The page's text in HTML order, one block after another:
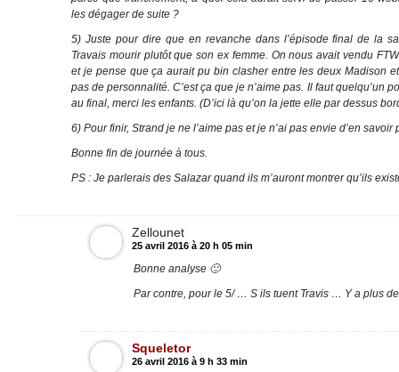
les dégager de suite ?
5) Juste pour dire que en revanche dans l’épisode final de la
Travais mourir plutôt que son ex femme. On nous avait vendu
et je pense que ça aurait pu bin clasher entre les deux Madison
pas de personnalité. C’est ça que je n’aime pas. Il faut quelqu’un
au final, merci les enfants. (D’ici là qu’on la jette elle par dessus
6) Pour finir, Strand je ne l’aime pas et je n’ai pas envie d’en savoir
Bonne fin de journée à tous.
PS : Je parlerais des Salazar quand ils m’auront montrer qu’ils
Zellounet
25 avril 2016 à 20 h 05 min
Bonne analyse 🙂
Par contre, pour le 5/ … S ils tuent Travis … Y a plus
Squeletor
26 avril 2016 à 9 h 33 min